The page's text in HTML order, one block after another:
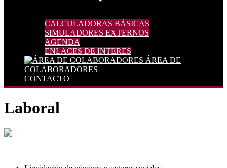
CALCULADORAS BÁSICAS
SIMULADORES EXTERNOS
AGENDA
ENLACES DE INTERES
ÁREA DE
COLABORADORES
CONTACTO
Laboral